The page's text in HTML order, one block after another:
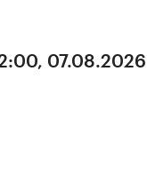
07.08.2026